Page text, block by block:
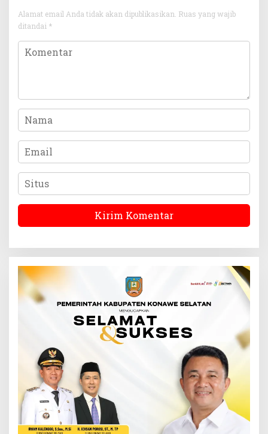
Alamat email Anda tidak akan dipublikasikan. Ruas yang wajib
ditandai *